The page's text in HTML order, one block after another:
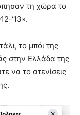
τη χώρα το
‘13».
το μπόι της
στην Ελλάδα της
να το ατενίσεις